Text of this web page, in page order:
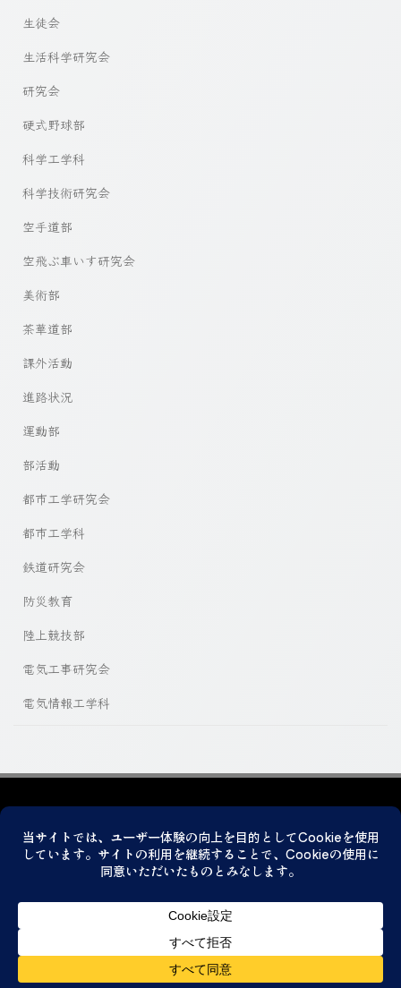
生徒会
生活科学研究会
研究会
硬式野球部
科学工学科
科学技術研究会
空手道部
空飛ぶ車いす研究会
美術部
茶華道部
課外活動
進路状況
運動部
部活動
都市工学研究会
都市工学科
鉄道研究会
防災教育
陸上競技部
電気工事研究会
電気情報工学科
© 2026 神戸市立科学技術高等学校